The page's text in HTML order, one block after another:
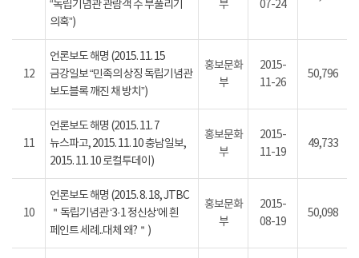
“독립기념관 관람객 수 부풀리기
의혹”)
부
07-24
12
언론보도 해명 (2015. 11. 15
금강일보 “민족의 상징 독립기념관
보도블록 깨진 채 방치”)
홍보문화
부
2015-
11-26
50,796
11
언론보도 해명 (2015. 11. 7
뉴스파고, 2015. 11. 10 충남일보,
2015. 11. 10 로컬투데이)
홍보문화
부
2015-
11-19
49,733
10
언론보도 해명 (2015. 8. 18, JTBC
＂독립기념관 ‘3·1 정신상’에 흰
페인트 세례..대체 왜?＂)
홍보문화
부
2015-
08-19
50,098